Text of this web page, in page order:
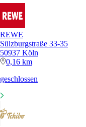
REWE
Sülzburgstraße 33-35
50937 Köln
0,16 km
geschlossen